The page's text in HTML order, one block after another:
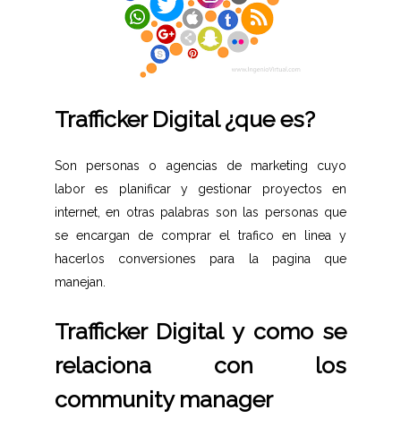
Trafficker Digital ¿que es?
Son personas o agencias de marketing cuyo
labor es planificar y gestionar proyectos en
internet, en otras palabras son las personas que
se encargan de comprar el trafico en linea y
hacerlos conversiones para la pagina que
manejan.
Trafficker Digital y como se
relaciona con los
community manager